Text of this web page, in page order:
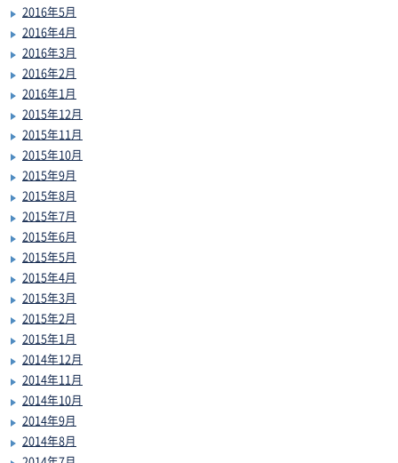
2016年5月
2016年4月
2016年3月
2016年2月
2016年1月
2015年12月
2015年11月
2015年10月
2015年9月
2015年8月
2015年7月
2015年6月
2015年5月
2015年4月
2015年3月
2015年2月
2015年1月
2014年12月
2014年11月
2014年10月
2014年9月
2014年8月